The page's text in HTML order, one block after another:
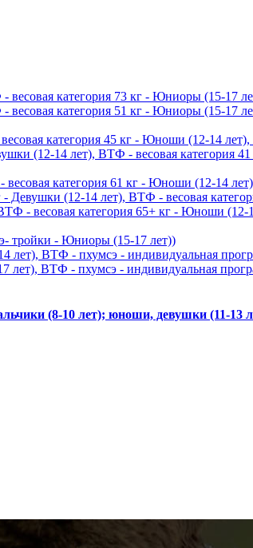
категория 73 кг - Юниоры (15-17
категория 51 кг - Юниоры (15-17
категория 45 кг - Юноши (12-14
(12-14 лет), ВТФ - весовая категория
категория 61 кг - Юноши (12-14
(12-14 лет), ВТФ - весовая
- весовая категория 65+ кг - Юноши
тройки - Юниоры (15-17 лет))
лет), ВТФ - пхумсэ - индивидуальная
ВТФ - пхумсэ - индивидуальная
(8-10 лет); юноши, девушки (11-